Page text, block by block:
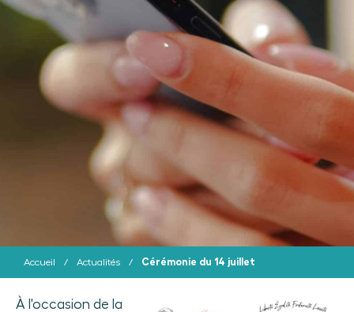
Accueil / Actualités / Cérémonie du 14 juillet
À l'occasion de la